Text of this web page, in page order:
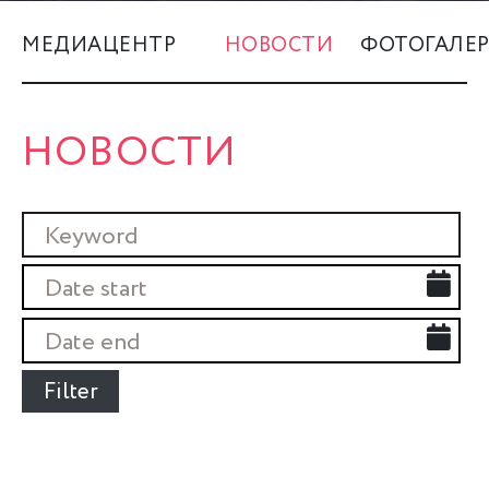
МЕДИАЦЕНТР НОВОСТИ
НОВОСТИ
Filter